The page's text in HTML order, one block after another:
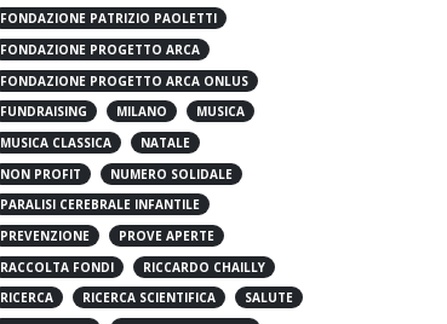
FONDAZIONE PATRIZIO PAOLETTI
FONDAZIONE PROGETTO ARCA
FONDAZIONE PROGETTO ARCA ONLUS
FUNDRAISING
MILANO
MUSICA
MUSICA CLASSICA
NATALE
NON PROFIT
NUMERO SOLIDALE
PARALISI CEREBRALE INFANTILE
PREVENZIONE
PROVE APERTE
RACCOLTA FONDI
RICCARDO CHAILLY
RICERCA
RICERCA SCIENTIFICA
SALUTE